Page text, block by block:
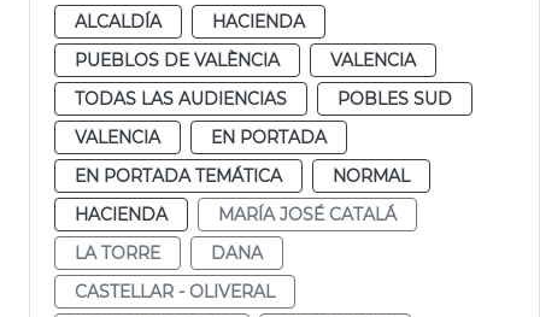
ALCALDÍA
HACIENDA
PUEBLOS DE VALÈNCIA
VALENCIA
TODAS LAS AUDIENCIAS
POBLES SUD
VALENCIA
EN PORTADA
EN PORTADA TEMÁTICA
NORMAL
HACIENDA
MARÍA JOSÉ CATALÁ
LA TORRE
DANA
CASTELLAR - OLIVERAL